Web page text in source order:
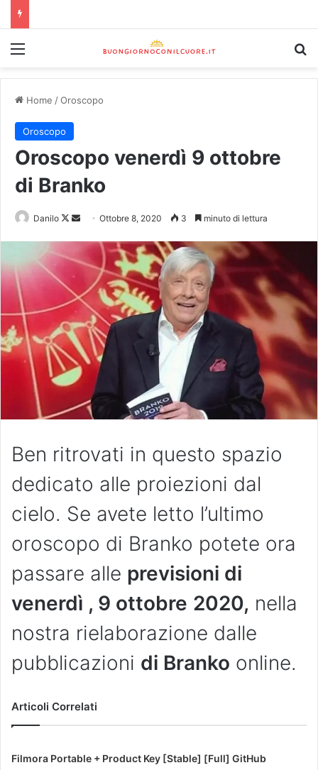
Home /Oroscopo
Oroscopo
Oroscopo venerdì 9 ottobre
di Branko
Danilo Ottobre 8, 2020 3 minuto di lettura
Ben ritrovati in questo spazio
dedicato alle proiezioni dal
cielo. Se avete letto l’ultimo
oroscopo di Branko potete ora
passare alle previsioni di
venerdì , 9 ottobre 2020, nella
nostra rielaborazione dalle
pubblicazioni di Branko online.
Articoli Correlati
Filmora Portable + Product Key [Stable] [Full] GitHub